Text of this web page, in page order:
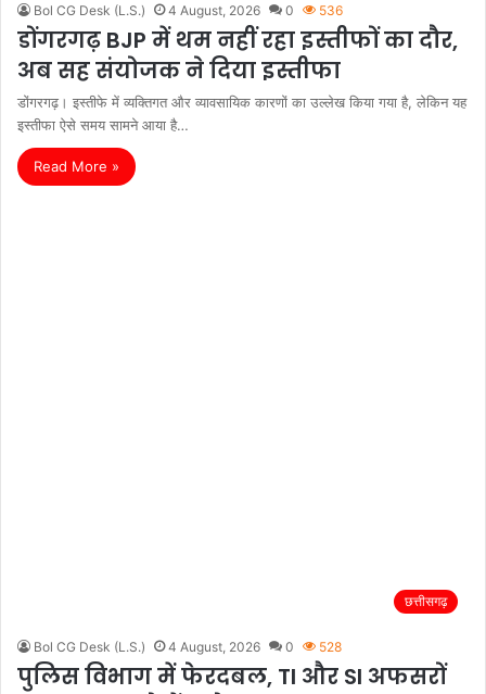
Bol CG Desk (L.S.) 4 August, 2026 0 536
डोंगरगढ़ BJP में थम नहीं रहा इस्तीफों का दौर,
अब सह संयोजक ने दिया इस्तीफा
डोंगरगढ़। इस्तीफे में व्यक्तिगत और व्यावसायिक कारणों का उल्लेख किया गया है, लेकिन यह
इस्तीफा ऐसे समय सामने आया है…
Read More »
छत्तीसगढ़
Bol CG Desk (L.S.) 4 August, 2026 0 528
पुलिस विभाग में फेरदबल, TI और SI अफसरों